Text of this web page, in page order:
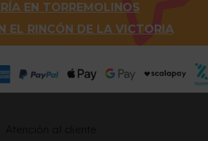
EN TORREMOLINOS
EL RINCÓN DE LA VICTORIA